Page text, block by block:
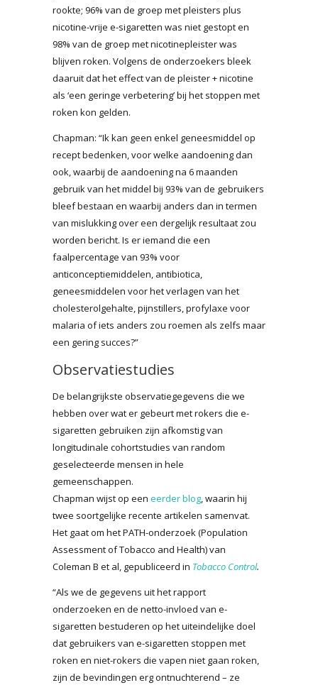
rookte; 96% van de groep met pleisters plus
nicotine-vrije e-sigaretten was niet gestopt en
98% van de groep met nicotinepleister was
blijven roken. Volgens de onderzoekers bleek
daaruit dat het effect van de pleister + nicotine
als ‘een geringe verbetering’ bij het stoppen met
roken kon gelden.
Chapman: “Ik kan geen enkel geneesmiddel op
recept bedenken, voor welke aandoening dan
ook, waarbij de aandoening na 6 maanden
gebruik van het middel bij 93% van de gebruikers
bleef bestaan en waarbij anders dan in termen
van mislukking over een dergelijk resultaat zou
worden bericht. Is er iemand die een
faalpercentage van 93% voor
anticonceptiemiddelen, antibiotica,
geneesmiddelen voor het verlagen van het
cholesterolgehalte, pijnstillers, profylaxe voor
malaria of iets anders zou roemen als zelfs maar
een gering succes?”
Observatiestudies
De belangrijkste observatiegegevens die we
hebben over wat er gebeurt met rokers die e-
sigaretten gebruiken zijn afkomstig van
longitudinale cohortstudies van random
geselecteerde mensen in hele
gemeenschappen.
Chapman wijst op een eerder blog, waarin hij
twee soortgelijke recente artikelen samenvat.
Het gaat om het PATH-onderzoek (Population
Assessment of Tobacco and Health) van
Coleman B et al, gepubliceerd in Tobacco Control.
“Als we de gegevens uit het rapport
onderzoeken en de netto-invloed van e-
sigaretten bestuderen op het uiteindelijke doel
dat gebruikers van e-sigaretten stoppen met
roken en niet-rokers die vapen niet gaan roken,
zijn de bevindingen erg ontnuchterend – ze